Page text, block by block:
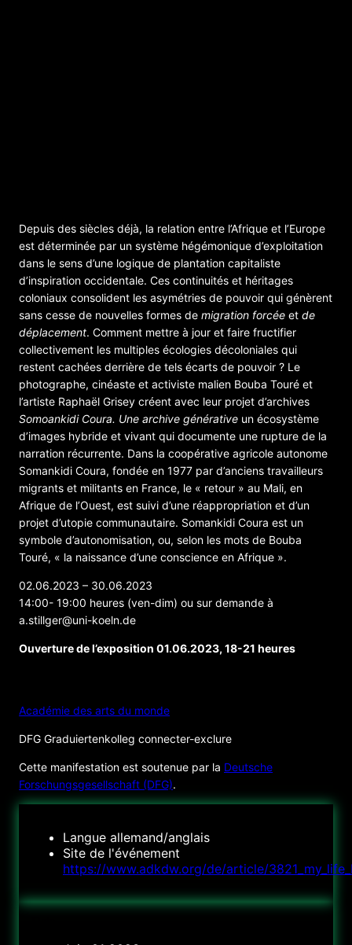
Depuis des siècles déjà, la relation entre l’Afrique et l’Europe
est déterminée par un système hégémonique d’exploitation
dans le sens d’une logique de plantation capitaliste
d’inspiration occidentale. Ces continuités et héritages
coloniaux consolident les asymétries de pouvoir qui génèrent
sans cesse de nouvelles formes de migration forcée et de
déplacement. Comment mettre à jour et faire fructifier
collectivement les multiples écologies décoloniales qui
restent cachées derrière de tels écarts de pouvoir ? Le
photographe, cinéaste et activiste malien Bouba Touré et
l’artiste Raphaël Grisey créent avec leur projet d’archives
Somoankidi Coura. Une archive générative un écosystème
d’images hybride et vivant qui documente une rupture de la
narration récurrente. Dans la coopérative agricole autonome
Somankidi Coura, fondée en 1977 par d’anciens travailleurs
migrants et militants en France, le « retour » au Mali, en
Afrique de l’Ouest, est suivi d’une réappropriation et d’un
projet d’utopie communautaire. Somankidi Coura est un
symbole d’autonomisation, ou, selon les mots de Bouba
Touré, « la naissance d’une conscience en Afrique ».
02.06.2023 – 30.06.2023
14:00- 19:00 heures (ven-dim) ou sur demande à
a.stillger@uni-koeln.de
Ouverture de l’exposition 01.06.2023, 18-21 heures
Académie des arts du monde
DFG Graduiertenkolleg connecter-exclure
Cette manifestation est soutenue par la Deutsche
Forschungsgesellschaft (DFG).
Langue allemand/anglais
Site de l'événement
https://www.adkdw.org/de/article/